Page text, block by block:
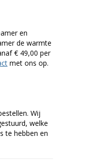
en
de warmte
€ 49,00 per
met ons op.
Wij
welke
te hebben en